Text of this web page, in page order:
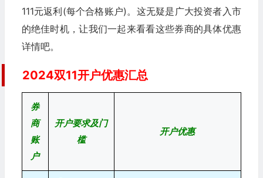
111元返利(每个合格账户)。这无疑是广大投资者入市
的绝佳时机，让我们一起来看看这些券商的具体优惠
详情吧。
2024双11开户优惠汇总
券
商
账
户
开户要求及门
槛
开户优惠